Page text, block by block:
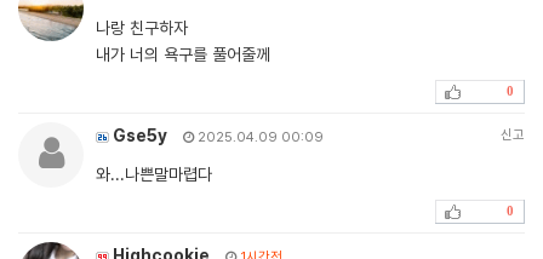
나랑 친구하자
내가 너의 욕구를 풀어줄께
0
Gse5y 2025.04.09 00:09 신고
와...나쁜말마렵다
0